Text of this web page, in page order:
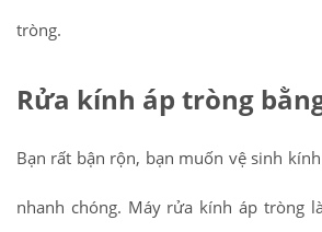
tròng.
Rửa kính áp tròng
Bạn rất bận rộn, bạn muốn vệ sinh
nhanh chóng. Máy rửa kính áp tròng